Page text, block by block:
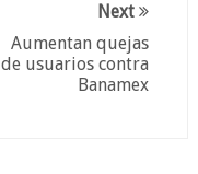
Next
Aumentan quejas
de usuarios contra
Banamex